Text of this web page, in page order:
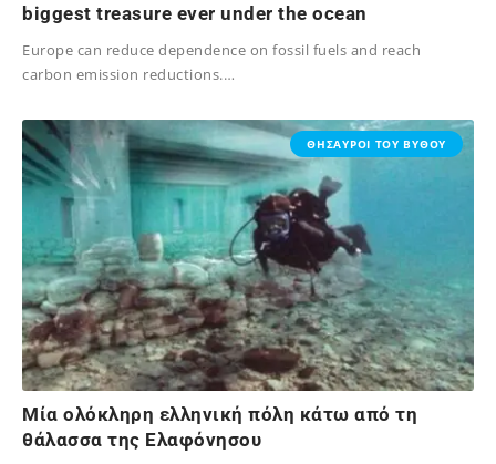
biggest treasure ever under the ocean
Europe can reduce dependence on fossil fuels and reach
carbon emission reductions.…
ΘΗΣΑΥΡΟΙ ΤΟΥ ΒΥΘΟΥ
Μία ολόκληρη ελληνική πόλη κάτω από τη
θάλασσα της Ελαφόνησου